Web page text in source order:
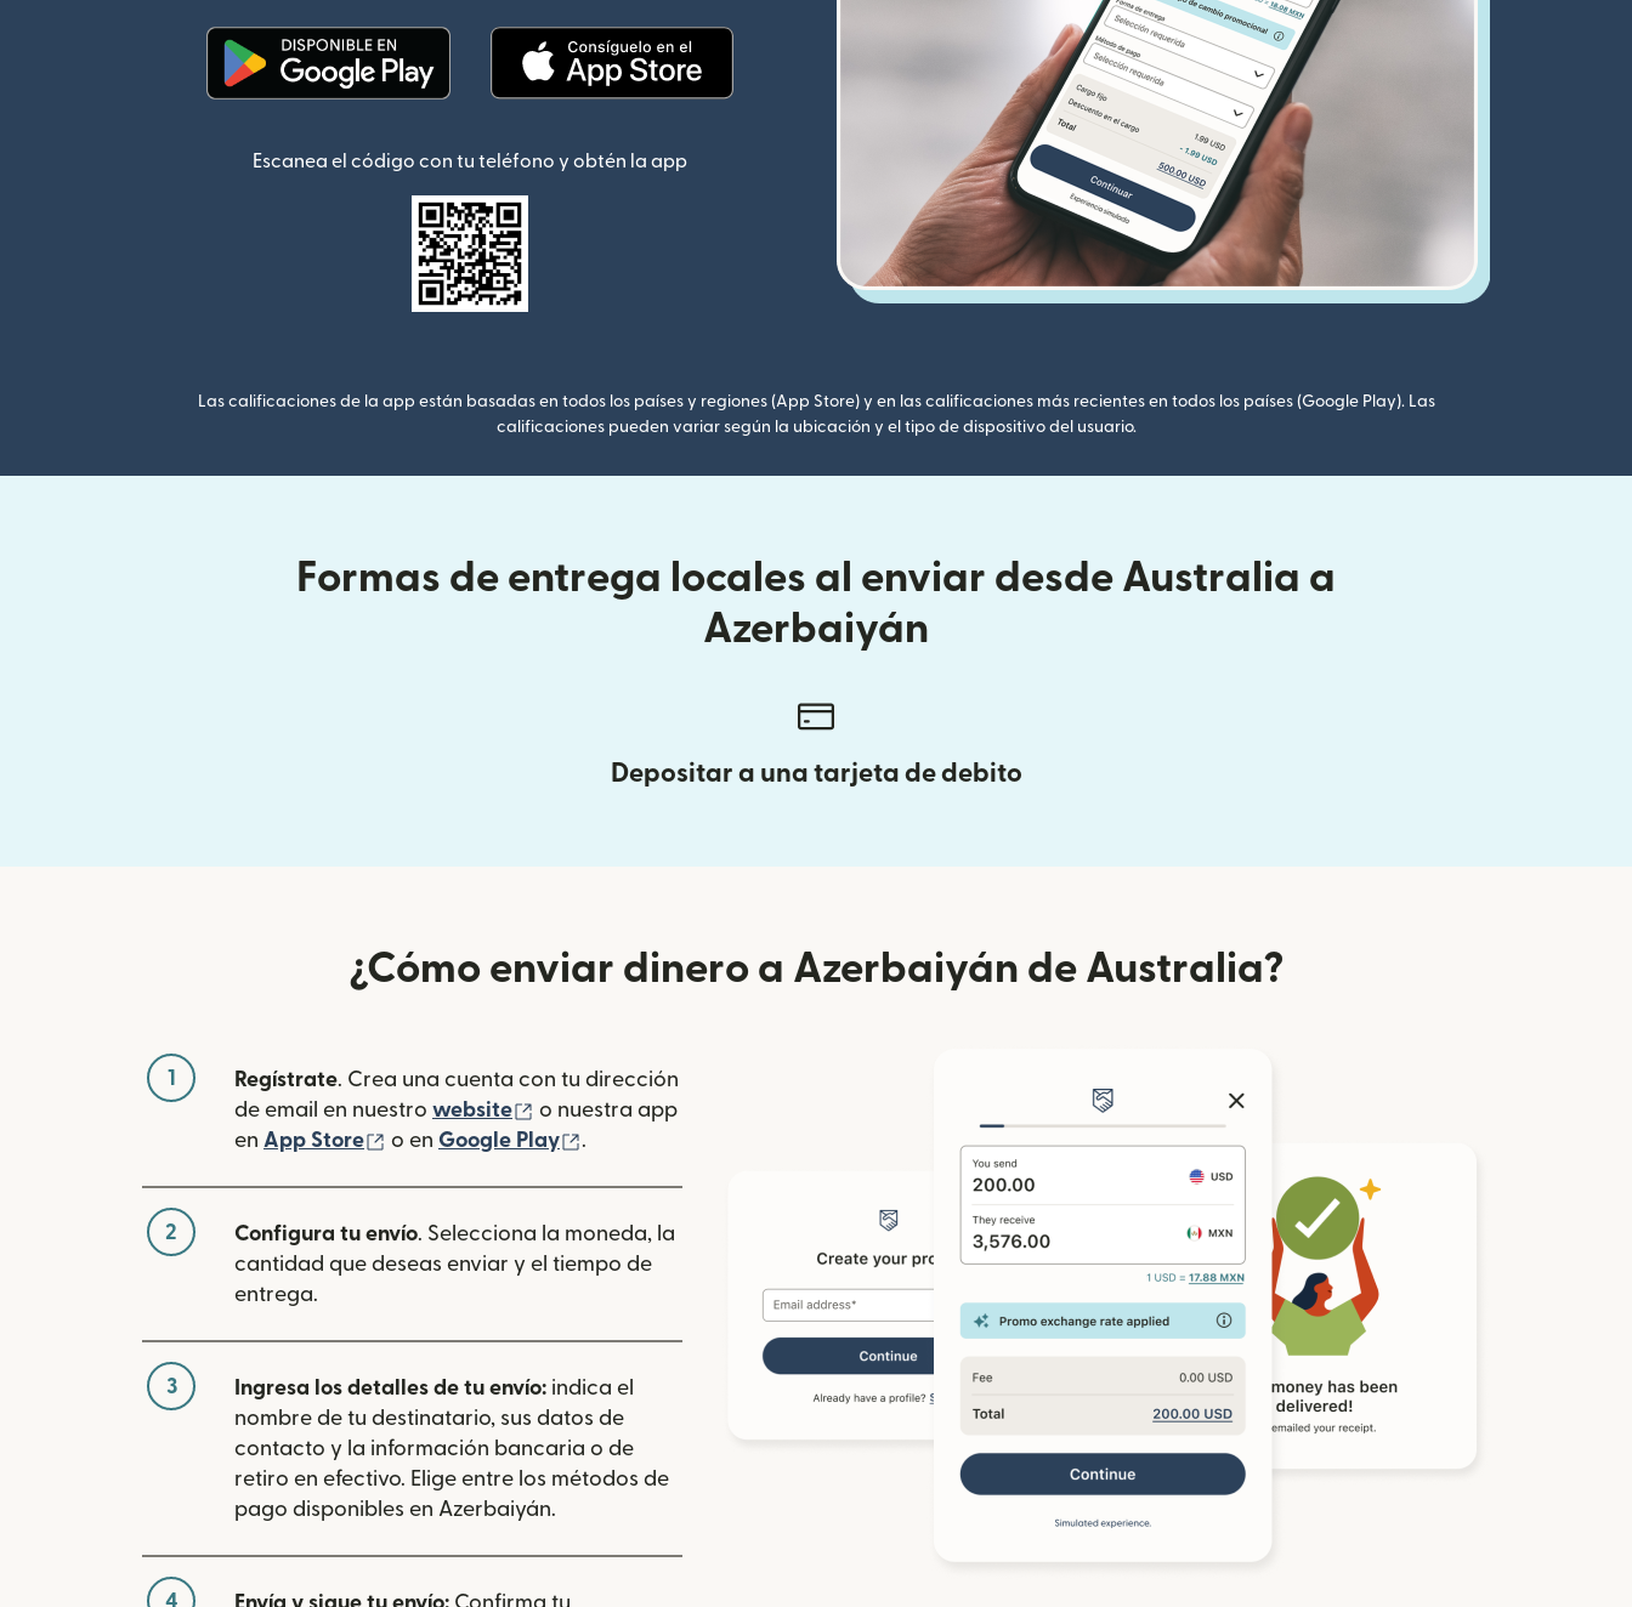
Escanea el código con tu teléfono y obtén la app
Las calificaciones de la app están basadas en todos los países y regiones (App Store) y en las calificaciones más recientes en todos los países (Google Play). Las
calificaciones pueden variar según la ubicación y el tipo de dispositivo del usuario.
Formas de entrega locales al enviar desde Australia a
Azerbaiyán
Depositar a una tarjeta de debito
¿Cómo enviar dinero a Azerbaiyán de Australia?
1 Regístrate. Crea una cuenta con tu dirección
de email en nuestro website (se abre en una ventana nueva)
o nuestra app
en App Store (se abre en una ventana nueva)
o en Google Play .
2 Configura tu envío. Selecciona la moneda, la
cantidad que deseas enviar y el tiempo de
entrega.
3 Ingresa los detalles de tu envío: indica el
nombre de tu destinatario, sus datos de
contacto y la información bancaria o de
retiro en efectivo. Elige entre los métodos de
pago disponibles en Azerbaiyán.
4 Envía y sigue tu envío: Confirma tu